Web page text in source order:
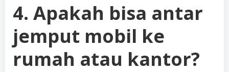
4. Apakah bisa antar
jemput mobil ke
rumah atau kantor?